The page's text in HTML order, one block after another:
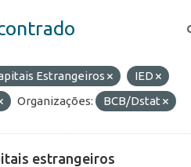
Estrangeiros
IED
Organizações: BCB/Dstat
estrangeiros